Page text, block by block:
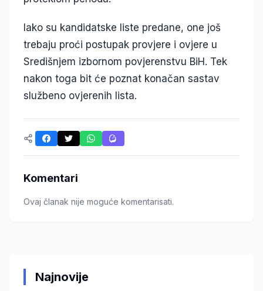
Iako su kandidatske liste predane, one još
trebaju proći postupak provjere i ovjere u
Središnjem izbornom povjerenstvu BiH. Tek
nakon toga bit će poznat konačan sastav
službeno ovjerenih lista.
Komentari
Ovaj članak nije moguće komentarisati.
Najnovije